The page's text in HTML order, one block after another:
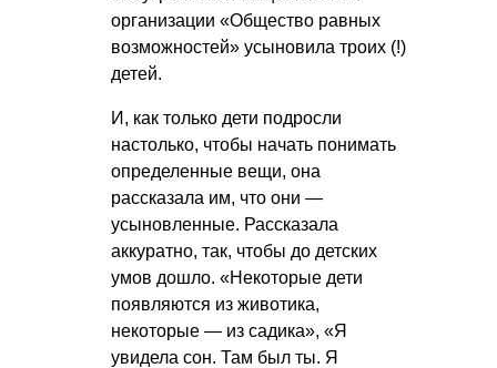
организации «Общество равных
возможностей» усыновила троих (!)
детей.
И, как только дети подросли
настолько, чтобы начать понимать
определенные вещи, она
рассказала им, что они —
усыновленные. Рассказала
аккуратно, так, чтобы до детских
умов дошло. «Некоторые дети
появляются из животика,
некоторые — из садика», «Я
увидела сон. Там был ты. Я